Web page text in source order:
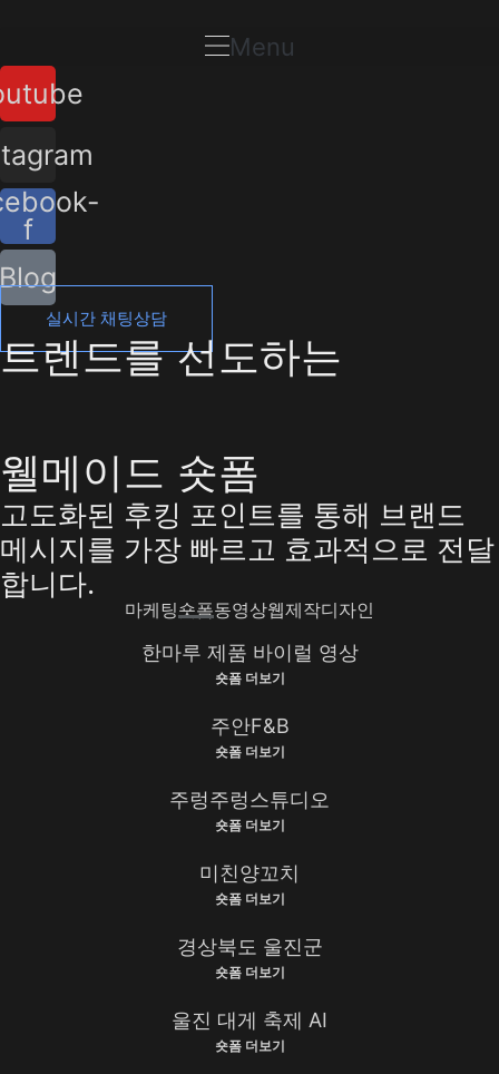
츠
로
건
너
뛰
기
Menu
f
Blog
실시간 채팅상담
트렌드를 선도하는
웰메이드 숏폼
고도화된 후킹 포인트를 통해 브랜드
메시지를 가장 빠르고 효과적으로 전달
합니다.
마케팅숏폼동영상웹제작디자인
한마루 제품 바이럴 영상
숏폼 더보기
주안F&B
숏폼 더보기
주렁주렁스튜디오
숏폼 더보기
미친양꼬치
숏폼 더보기
경상북도 울진군
숏폼 더보기
울진 대게 축제 AI
숏폼 더보기